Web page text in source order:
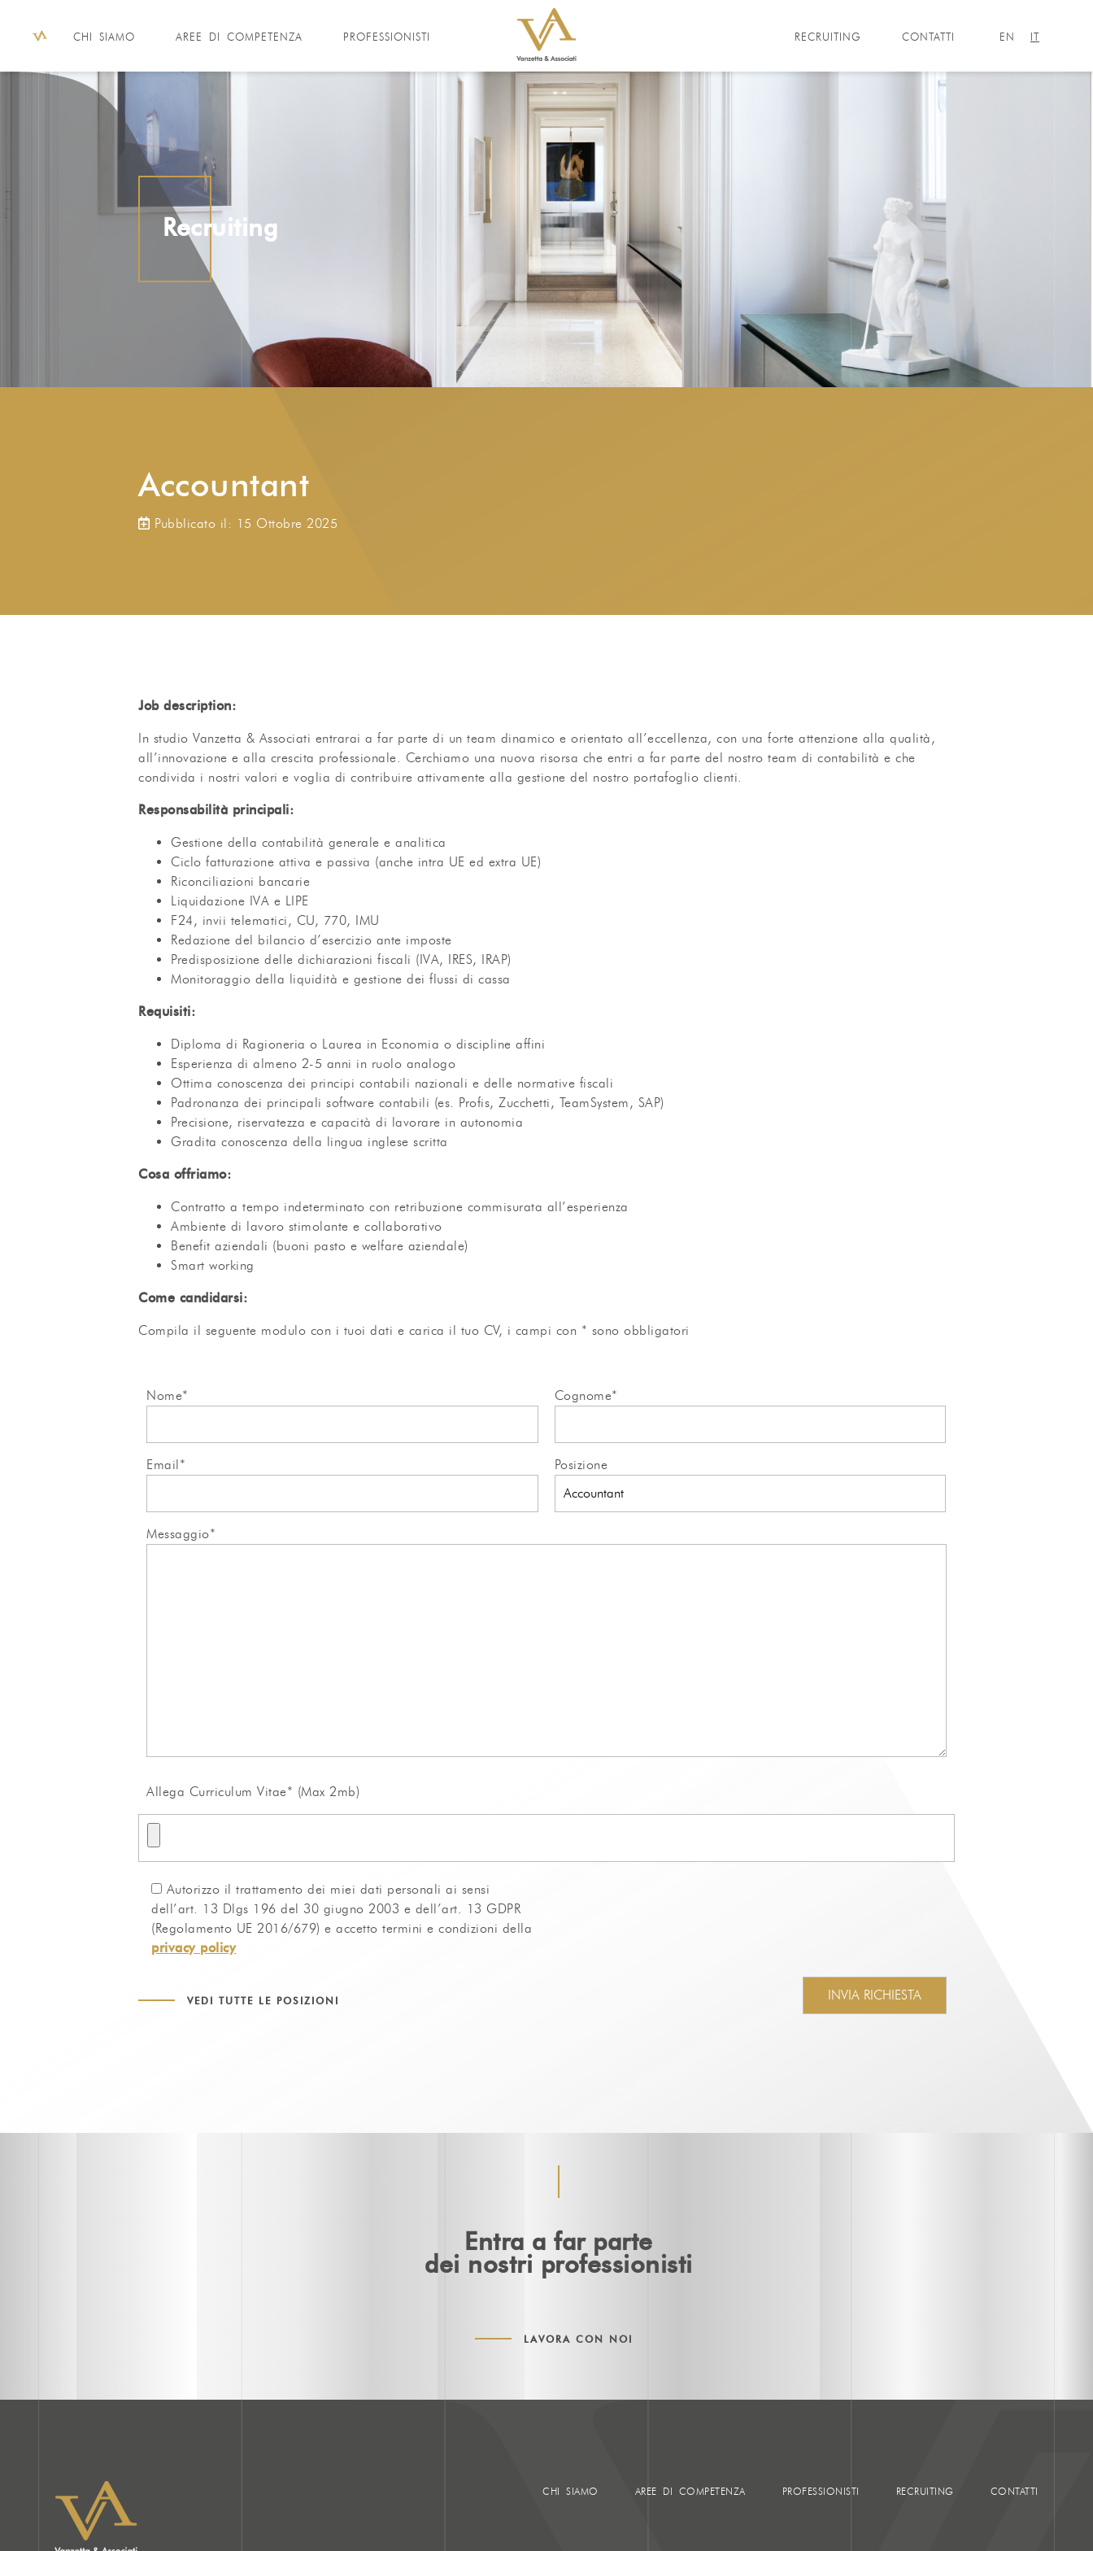
CHI SIAMO AREE DI COMPETENZA PROFESSIONISTI RECRUITING CONTATTI EN IT
Recruiting
Accountant
Pubblicato il: 15 Ottobre 2025
Job description:
In studio Vanzetta & Associati entrarai a far parte di un team dinamico e orientato all’eccellenza, con una forte attenzione alla qualità,
all’innovazione e alla crescita professionale. Cerchiamo una nuova risorsa che entri a far parte del nostro team di contabilità e che
condivida i nostri valori e voglia di contribuire attivamente alla gestione del nostro portafoglio clienti.
Responsabilità principali:
Gestione della contabilità generale e analitica
Ciclo fatturazione attiva e passiva (anche intra UE ed extra UE)
Riconciliazioni bancarie
Liquidazione IVA e LIPE
F24, invii telematici, CU, 770, IMU
Redazione del bilancio d’esercizio ante imposte
Predisposizione delle dichiarazioni fiscali (IVA, IRES, IRAP)
Monitoraggio della liquidità e gestione dei flussi di cassa
Requisiti:
Diploma di Ragioneria o Laurea in Economia o discipline affini
Esperienza di almeno 2-5 anni in ruolo analogo
Ottima conoscenza dei principi contabili nazionali e delle normative fiscali
Padronanza dei principali software contabili (es. Profis, Zucchetti, TeamSystem, SAP)
Precisione, riservatezza e capacità di lavorare in autonomia
Gradita conoscenza della lingua inglese scritta
Cosa offriamo:
Contratto a tempo indeterminato con retribuzione commisurata all’esperienza
Ambiente di lavoro stimolante e collaborativo
Benefit aziendali (buoni pasto e welfare aziendale)
Smart working
Come candidarsi:
Compila il seguente modulo con i tuoi dati e carica il tuo CV, i campi con * sono obbligatori
Nome* Cognome*
Email* Posizione
Messaggio*
Allega Curriculum Vitae* (Max 2mb)
Autorizzo il trattamento dei miei dati personali ai sensi
dell’art. 13 Dlgs 196 del 30 giugno 2003 e dell’art. 13 GDPR
(Regolamento UE 2016/679) e accetto termini e condizioni della
privacy policy
VEDI TUTTE LE POSIZIONI
Entra a far parte
dei nostri professionisti
LAVORA CON NOI
CHI SIAMO AREE DI COMPETENZA PROFESSIONISTI RECRUITING CONTATTI